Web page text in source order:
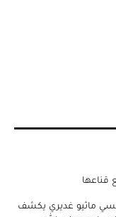
قناعها
ماثيو غديري يكشف